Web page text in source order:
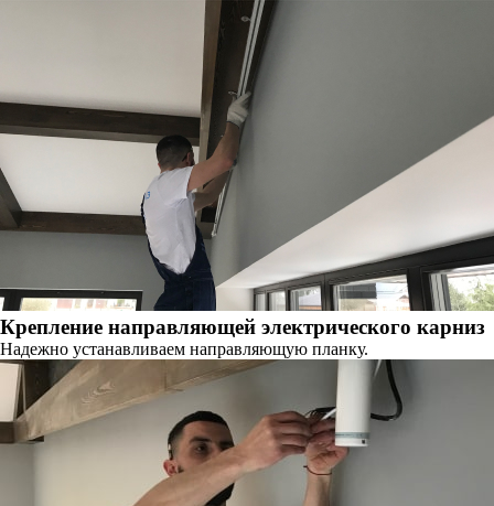
Крепление направляющей электрического карниз
Надежно устанавливаем направляющую планку.